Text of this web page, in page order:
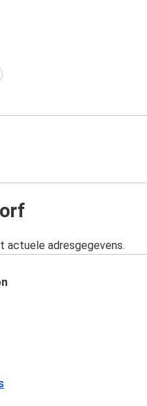
actuele adresgegevens.